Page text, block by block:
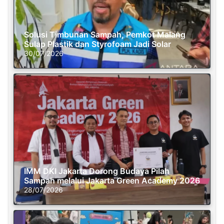
Solusi Timbunan Sampah, Pemkot Malang
Sulap Plastik dan Styrofoam Jadi Solar
30/07/2026
IMM DKI Jakarta Dorong Budaya Pilah
Sampah melalui Jakarta Green Academy 2026
28/07/2026